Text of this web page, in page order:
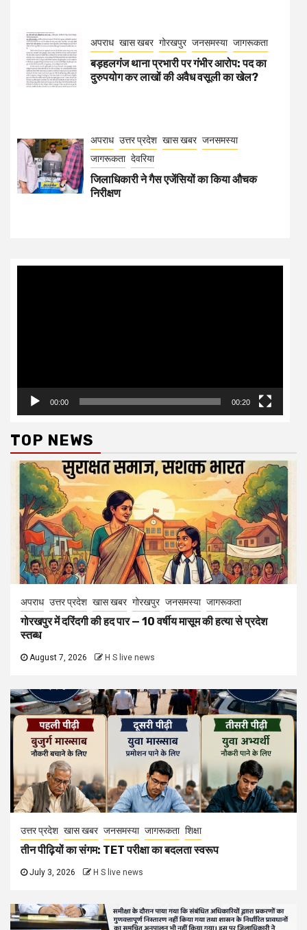
अपराध खास खबर गोरखपुर जनसमस्या जागरूकता
बड़हलगंज थाना प्रभारी पर गंभीर आरोप: पद का
दुरुपयोग कर लाखों की अवैध वसूली का खेल?
अपराध उत्तर प्रदेश खास खबर जनसमस्या
जागरूकता देवरिया
जिलाधिकारी ने गैस एजेंसियों का किया औचक
निरीक्षण
00:00 00:20
TOP NEWS
अपराध उत्तर प्रदेश खास खबर गोरखपुर जनसमस्या जागरूकता
गोरखपुर में दरिंदगी की हद पार — 10 वर्षीय मासूम की हत्या से प्रदेश
स्तब्ध
August 7, 2026 H S live news
उत्तर प्रदेश खास खबर जनसमस्या जागरूकता शिक्षा
तीन पीढ़ियों का संगम: TET परीक्षा का बदलता स्वरूप
July 3, 2026 H S live news